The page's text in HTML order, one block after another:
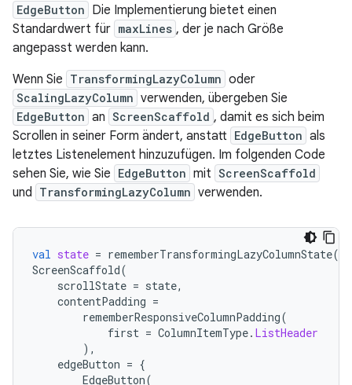
EdgeButton Die Implementierung bietet einen
Standardwert für maxLines , der je nach Größe
angepasst werden kann.
Wenn Sie TransformingLazyColumn oder
ScalingLazyColumn verwenden, übergeben Sie
EdgeButton an ScreenScaffold , damit es sich beim
Scrollen in seiner Form ändert, anstatt EdgeButton als
letztes Listenelement hinzuzufügen. Im folgenden Code
sehen Sie, wie Sie EdgeButton mit ScreenScaffold
und TransformingLazyColumn verwenden.
val state = rememberTransformingLazyColumnState()
ScreenScaffold(
scrollState = state,
contentPadding =
rememberResponsiveColumnPadding(
first = ColumnItemType. ListHeader
),
edgeButton = {
EdgeButton(